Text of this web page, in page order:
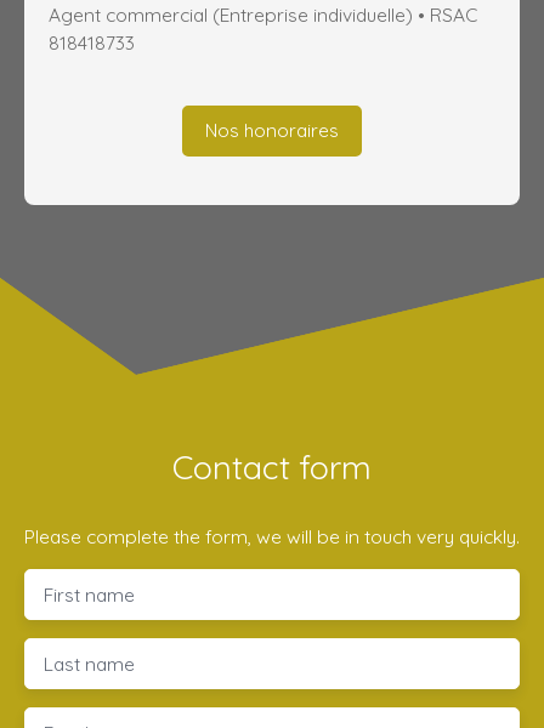
Agent commercial (Entreprise individuelle) • RSAC
818418733
Nos honoraires
Contact form
Please complete the form, we will be in touch very quickly.
First name
Last name